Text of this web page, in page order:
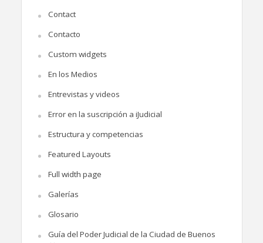
Contact
Contacto
Custom widgets
En los Medios
Entrevistas y videos
Error en la suscripción a iJudicial
Estructura y competencias
Featured Layouts
Full width page
Galerías
Glosario
Guía del Poder Judicial de la Ciudad de Buenos